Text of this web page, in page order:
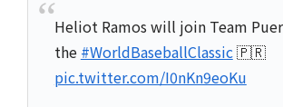
Heliot Ramos will join Team
the #WorldBaseballClassic🇵🇷
pic.twitter.com/I0nKn9eoKu